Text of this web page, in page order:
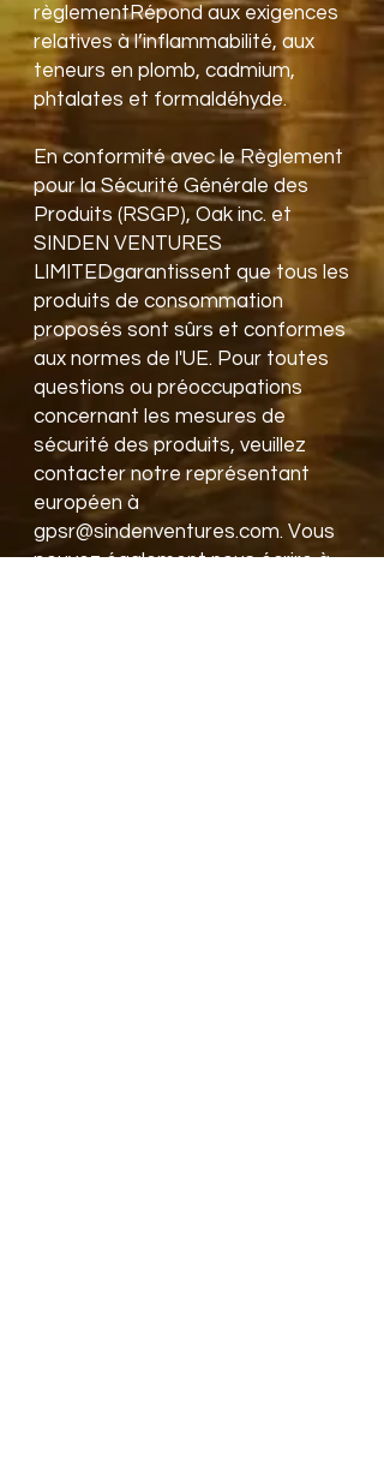
règlementRépond aux exigences
relatives à l’inflammabilité, aux
teneurs en plomb, cadmium,
phtalates et formaldéhyde.
En conformité avec le Règlement
pour la Sécurité Générale des
Produits (RSGP), Oak inc.
SINDEN VENTURES
LIMITEDgarantissent que tous les
produits de consommation
proposés sont sûrs et conformes
aux normes de l'UE. Pour toutes
questions ou préoccupations
concernant les mesures de
sécurité des produits, veuillez
contacter notre représentant
gpsr@sindenventures.com. Vous
pouvez également nous écrire à